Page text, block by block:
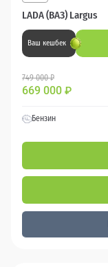
LADA (ВАЗ) Largus
Ваш кешбек
749 000 ₽
669 000 ₽
Бензин